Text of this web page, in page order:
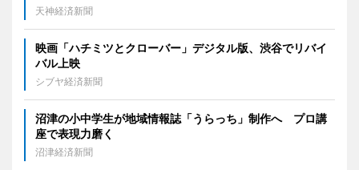
天神経済新聞
映画「ハチミツとクローバー」デジタル版、渋谷でリバイ
バル上映
シブヤ経済新聞
沼津の小中学生が地域情報誌「うらっち」制作へ プロ講
座で表現力磨く
沼津経済新聞